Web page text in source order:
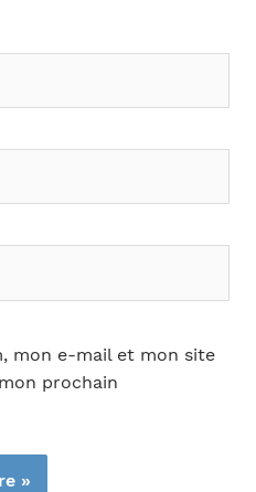
mon e-mail et mon site
prochain